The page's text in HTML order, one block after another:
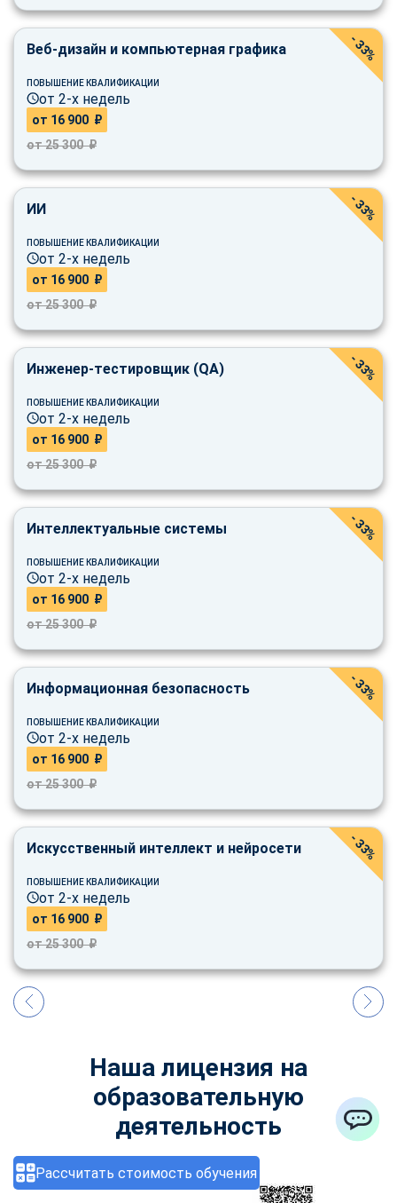
Рассчитать стоимость обучения
Веб-дизайн и компьютерная графика
ПОВЫШЕНИЕ КВАЛИФИКАЦИИ
от 2-х недель
от 16 900 ₽
от 25 300 ₽
- 33%
ИИ
ПОВЫШЕНИЕ КВАЛИФИКАЦИИ
от 2-х недель
от 16 900 ₽
от 25 300 ₽
- 33%
Инженер-тестировщик (QA)
ПОВЫШЕНИЕ КВАЛИФИКАЦИИ
от 2-х недель
от 16 900 ₽
от 25 300 ₽
- 33%
Интеллектуальные системы
ПОВЫШЕНИЕ КВАЛИФИКАЦИИ
от 2-х недель
от 16 900 ₽
от 25 300 ₽
- 33%
Информационная безопасность
ПОВЫШЕНИЕ КВАЛИФИКАЦИИ
от 2-х недель
от 16 900 ₽
от 25 300 ₽
- 33%
Искусственный интеллект и нейросети
ПОВЫШЕНИЕ КВАЛИФИКАЦИИ
от 2-х недель
от 16 900 ₽
от 25 300 ₽
- 33%
Наша лицензия на
образовательную
деятельность
ChatApp
online
Свяжитесь с нами через любой удобный мессенджер!
Vkontakte